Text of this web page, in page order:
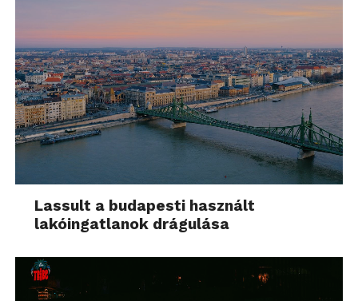
Lassult a budapesti használt
lakóingatlanok drágulása